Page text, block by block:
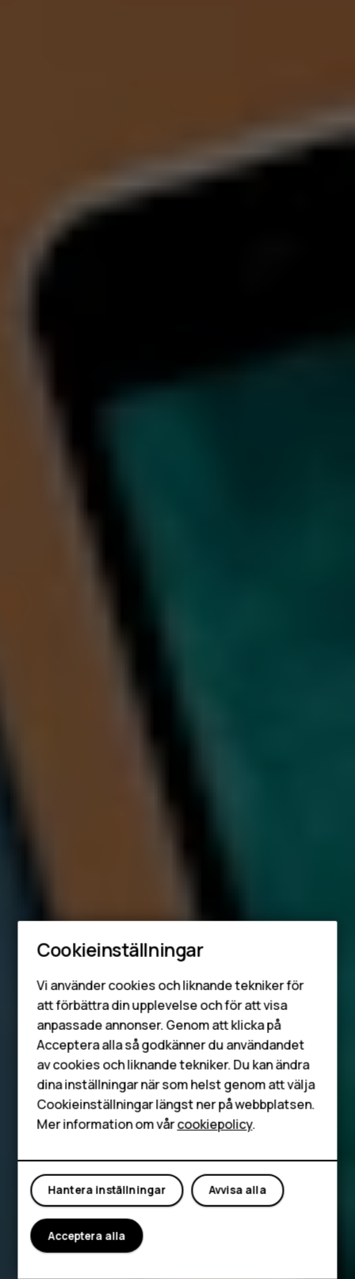
Smartphones
Mobiltelefoner
Tillbehör
HMD Terra M
Surfplattor
Cookieinställningar
Vi använder cookies och liknande tekniker för
att förbättra din upplevelse och för att visa
anpassade annonser. Genom att klicka på
Acceptera alla så godkänner du användandet
av cookies och liknande tekniker. Du kan ändra
dina inställningar när som helst genom att välja
Cookieinställningar längst ner på webbplatsen.
Mer information om vårcookiepolicy.
Avvisa alla
Hantera inställningar
Acceptera alla